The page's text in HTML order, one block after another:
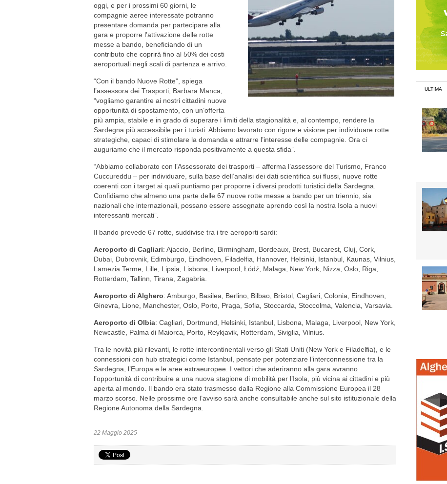
oggi, e per i prossimi 60 giorni, le
compagnie aeree interessate potranno
presentare domanda per partecipare alla
gara e proporre l’attivazione delle rotte
messe a bando, beneficiando di un
contributo che coprirà fino al 50% dei costi
aeroportuali negli scali di partenza e arrivo.
“Con il bando Nuove Rotte”, spiega
l’assessora dei Trasporti, Barbara Manca,
“vogliamo garantire ai nostri cittadini nuove
opportunità di spostamento, con un’offerta
più ampia, stabile e in grado di superare i limiti della stagionalità e, al contempo, rendere la
Sardegna più accessibile per i turisti. Abbiamo lavorato con rigore e visione per individuare rotte
strategiche, capaci di stimolare la domanda e attrarre l’interesse delle compagnie. Ora ci
auguriamo che il mercato risponda positivamente a questa sfida”.
“Abbiamo collaborato con l’Assessorato dei trasporti – afferma l’assessore del Turismo, Franco
Cuccureddu – per individuare, sulla base dell’analisi dei dati scientifica sui flussi, nuove rotte
coerenti con i target ai quali puntiamo per proporre i diversi prodotti turistici della Sardegna.
Confidiamo che almeno una parte delle 67 nuove rotte messe a bando per un triennio, sia
nazionali che internazionali, possano essere assegnate aprendo così la nostra Isola a nuovi
interessanti mercati”.
Il bando prevede 67 rotte, suddivise tra i tre aeroporti sardi:
Aeroporto di Cagliari: Ajaccio, Berlino, Birmingham, Bordeaux, Brest, Bucarest, Cluj, Cork,
Dubai, Dubrovnik, Edimburgo, Eindhoven, Filadelfia, Hannover, Helsinki, Istanbul, Kaunas, Vilnius,
Lamezia Terme, Lille, Lipsia, Lisbona, Liverpool, Łódź, Malaga, New York, Nizza, Oslo, Riga,
Rotterdam, Tallinn, Tirana, Zagabria.
Aeroporto di Alghero: Amburgo, Basilea, Berlino, Bilbao, Bristol, Cagliari, Colonia, Eindhoven,
Ginevra, Lione, Manchester, Oslo, Porto, Praga, Sofia, Stoccarda, Stoccolma, Valencia, Varsavia.
Aeroporto di Olbia: Cagliari, Dortmund, Helsinki, Istanbul, Lisbona, Malaga, Liverpool, New York,
Newcastle, Palma di Maiorca, Porto, Reykjavik, Rotterdam, Siviglia, Vilnius.
Tra le novità più rilevanti, le rotte intercontinentali verso gli Stati Uniti (New York e Filadelfia), e le
connessioni con hub strategici come Istanbul, pensate per potenziare l’interconnessione tra la
Sardegna, l’Europa e le aree extraeuropee. I vettori che aderiranno alla gara avranno
l’opportunità di contribuire a una nuova stagione di mobilità per l’Isola, più vicina ai cittadini e più
aperta al mondo. Il bando era stato trasmesso dalla Regione alla Commissione Europea il 28
marzo scorso. Nelle prossime ore l’avviso sarà anche consultabile anche sul sito istituzionale della
Regione Autonoma della Sardegna.
22 Maggio 2025
ULTIMA